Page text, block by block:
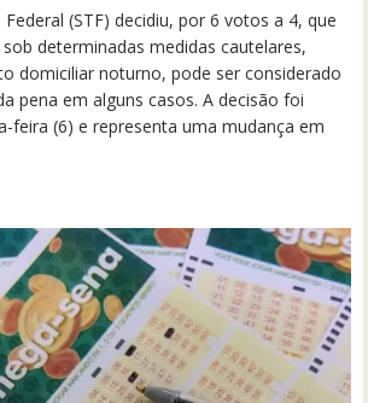
(STF) decidiu, por 6 votos a 4, que
determinadas medidas cautelares,
domiciliar noturno, pode ser considerado
pena em alguns casos. A decisão foi
feira (6) e representa uma mudança em